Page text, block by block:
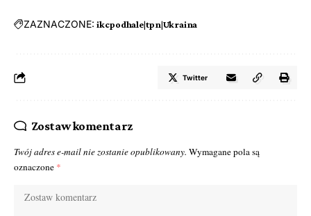
ZAZNACZONE: ikcpodhale|tpn|Ukraina
Twitter
Zostaw komentarz
Twój adres e-mail nie zostanie opublikowany. Wymagane pola są
oznaczone *